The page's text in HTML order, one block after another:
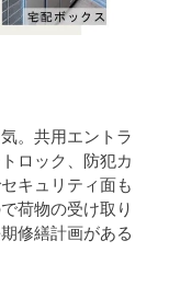
。共用エントラ
ロック、防犯カ
キュリティ面も
荷物の受け取り
修繕計画がある